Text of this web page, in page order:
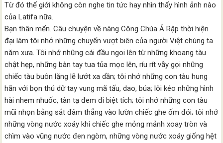
Từ đó thế giới không còn nghe tin tức hay nhìn thấy hình ảnh nào
của Latifa nữa.
Bạn thân mến. Câu chuyện về nàng Công Chúa Ả Rập thời hiện
đại làm tôi nhớ những chuyến vượt biên của người Việt chúng ta
năm xưa. Tôi nhớ những cái đầu ngoi lên từ những khoang tàu
chật hẹp, những bàn tay tua tủa mọc lên, ríu rít vẫy gọi những
chiếc tàu buôn lặng lẽ lướt xa dần; tôi nhớ những con tàu hung
hãn với bọn thú dữ tay vung mã tấu, dao, búa; lôi kéo những hình
hài nhem nhuốc, tàn tạ đem đi biệt tích; tôi nhớ những con tàu
mũi nhọn bằng sắt đâm thẳng vào lườn chiếc ghe ốm đói; tôi nhớ
những vòng nước xoáy khi chiếc ghe mỏng mảnh xoay tròn và
chìm vào vũng nước đen ngòm, những vòng nước xoáy giống hệt